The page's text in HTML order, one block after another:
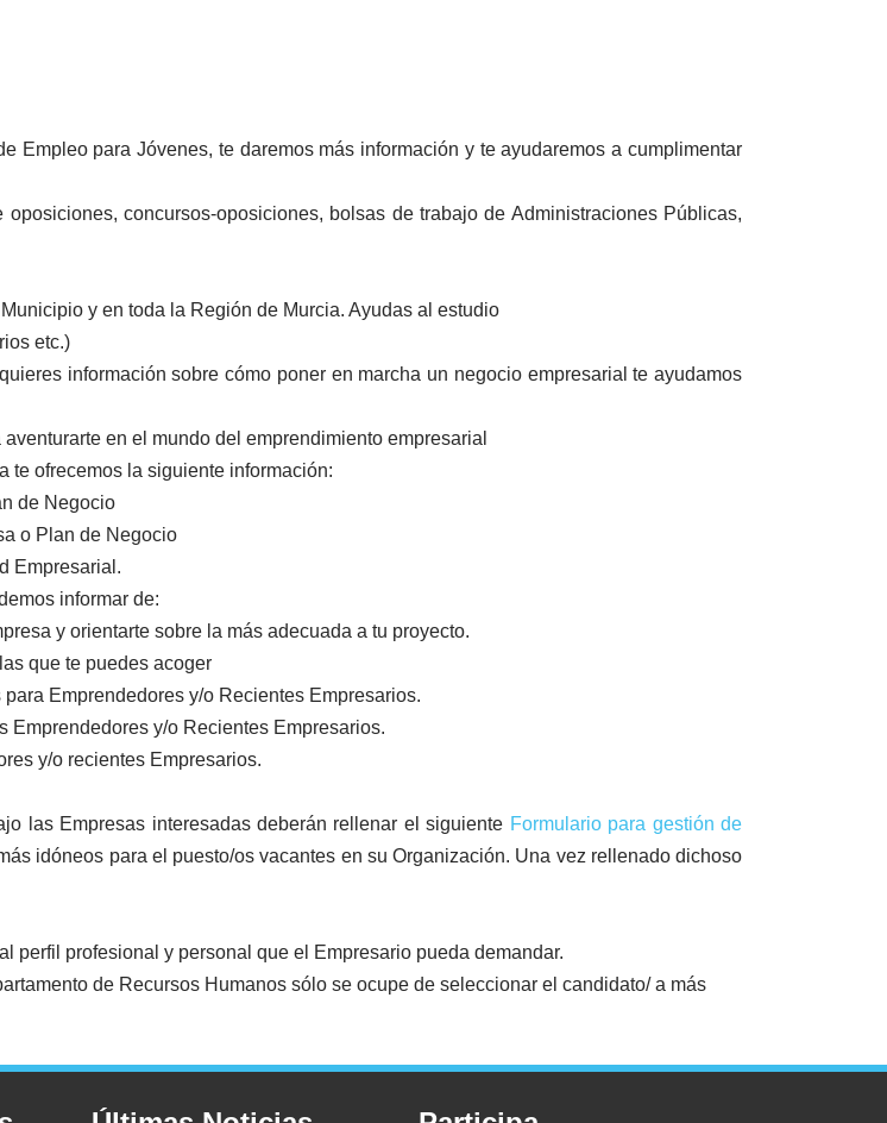
Empleo para Jóvenes, te daremos más información y te ayudaremos a cumplimentar
concursos-oposiciones, bolsas de trabajo de Administraciones Públicas,
y en toda la Región de Murcia. Ayudas al estudio
etc.)
información sobre cómo poner en marcha un negocio empresarial te ayudamos
en el mundo del emprendimiento empresarial
te ofrecemos la siguiente información:
de Negocio
o Plan de Negocio
Empresarial.
informar de:
y orientarte sobre la más adecuada a tu proyecto.
que te puedes acoger
Emprendedores y/o Recientes Empresarios.
Emprendedores y/o Recientes Empresarios.
y/o recientes Empresarios.
las Empresas interesadas deberán rellenar el siguiente Formulario para gestión de
idóneos para el puesto/os vacantes en su Organización. Una vez rellenado dichoso
perfil profesional y personal que el Empresario pueda demandar.
de Recursos Humanos sólo se ocupe de seleccionar el candidato/ a más